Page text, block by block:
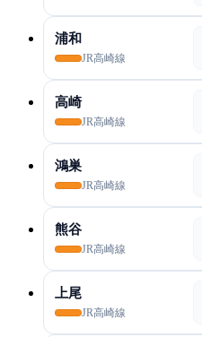
浦和
JR高崎線
高崎
JR高崎線
鴻巣
JR高崎線
熊谷
JR高崎線
上尾
JR高崎線